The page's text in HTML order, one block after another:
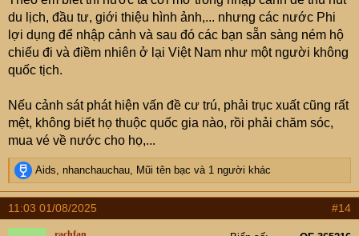
du lịch, đầu tư, giới thiệu hình ảnh,... nhưng các nước Phi
lợi dụng để nhập cảnh và sau đó các bạn sẵn sàng ném hộ
chiếu đi và điềm nhiên ở lại Việt Nam như một người không
quốc tịch.
Nếu cảnh sát phát hiện vấn đề cư trú, phải trục xuất cũng rất
mệt, không biết họ thuộc quốc gia nào, rồi phải chăm sóc,
mua vé về nước cho họ,...
R
e
a
c
t
Aids nhanchauchau Mũi tên bạc và 1 người khác
11:03 01/08/2025 #14